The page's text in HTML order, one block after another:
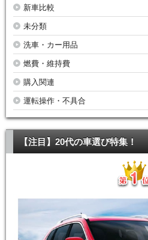
新車比較
未分類
洗車・カー用品
燃費・維持費
購入関連
運転操作・不具合
【注目】20代の車選び特集！